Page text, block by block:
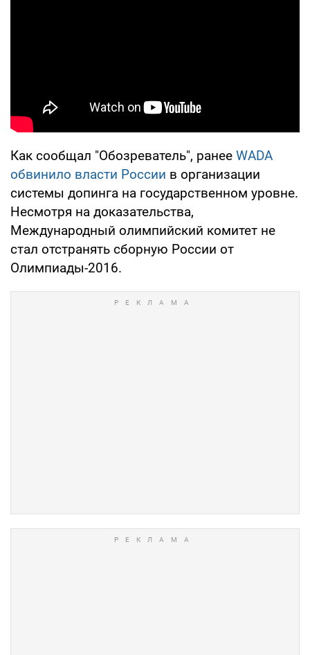
Как сообщал "Обозреватель", ранее WADA
обвинило власти России в организации
системы допинга на государственном уровне.
Несмотря на доказательства,
Международный олимпийский комитет не
стал отстранять сборную России от
Олимпиады-2016.